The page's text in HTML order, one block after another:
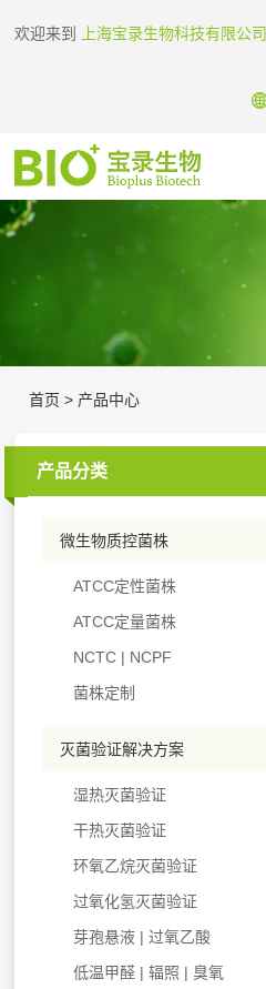
欢迎来到 上海宝录生物科技有限公司
首页 > 产品中心
产品分类
微生物质控菌株
ATCC定性菌株
ATCC定量菌株
NCTC | NCPF
菌株定制
灭菌验证解决方案
湿热灭菌验证
干热灭菌验证
环氧乙烷灭菌验证
过氧化氢灭菌验证
芽孢悬液 | 过氧乙酸
低温甲醛 | 辐照 | 臭氧